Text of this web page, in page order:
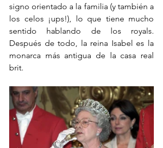
signo orientado a la familia (y también a
los celos ¡ups!), lo que tiene mucho
sentido hablando de los royals.
Después de todo, la reina Isabel es la
monarca más antigua de la casa real
brit.